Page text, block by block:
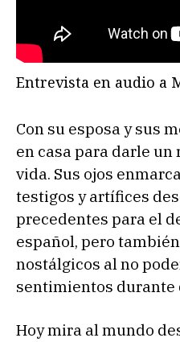
Entrevista en audio a
Con su esposa y sus
en casa para darle
vida. Sus ojos
testigos y artífices
precedentes para el
español, pero
nostálgicos al no
sentimientos durante
Hoy mira al mundo